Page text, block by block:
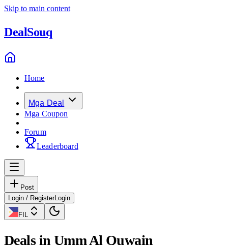
Skip to main content
DealSouq
Home
Mga Deal
Mga Coupon
Forum
Leaderboard
Post
Login / RegisterLogin
FIL
Deals in Umm Al Quwain